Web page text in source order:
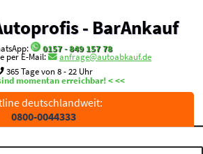
- BarAnkauf
0157 - 849 157 78
per E-Mail:
anfrage@autoabkauf.de
365 Tage von 8 - 22 Uhr
momentan erreichbar! < <<
deutschlandweit:
0800-0044333